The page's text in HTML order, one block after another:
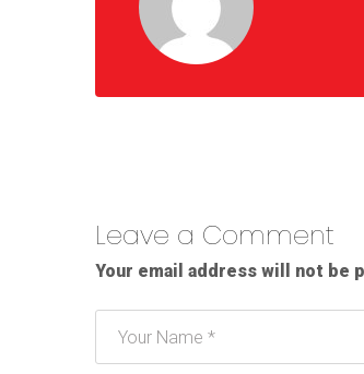
Leave a Comment
Your email address will not be